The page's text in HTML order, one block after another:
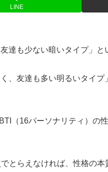
LINE
達も少ない暗いタイプ」と
、友達も多い明るいタイ
（16パーソナリティ）の
とらえなければ、性格の本